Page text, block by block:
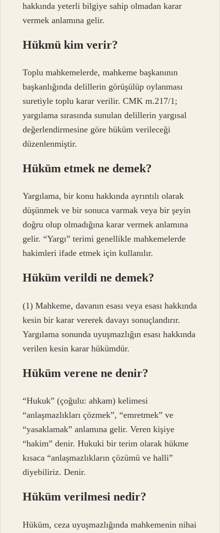
hakkında yeterli bilgiye sahip olmadan karar
vermek anlamına gelir.
Hükmü kim verir?
Toplu mahkemelerde, mahkeme başkanının
başkanlığında delillerin görüşülüp oylanması
suretiyle toplu karar verilir. CMK m.217/1;
yargılama sırasında sunulan delillerin yargısal
değerlendirmesine göre hüküm verileceği
düzenlenmiştir.
Hüküm etmek ne demek?
Yargılama, bir konu hakkında ayrıntılı olarak
düşünmek ve bir sonuca varmak veya bir şeyin
doğru olup olmadığına karar vermek anlamına
gelir. “Yargı” terimi genellikle mahkemelerde
hakimleri ifade etmek için kullanılır.
Hüküm verildi ne demek?
(1) Mahkeme, davanın esası veya esası hakkında
kesin bir karar vererek davayı sonuçlandırır.
Yargılama sonunda uyuşmazlığın esası hakkında
verilen kesin karar hükümdür.
Hüküm verene ne denir?
“Hukuk” (çoğulu: ahkam) kelimesi
“anlaşmazlıkları çözmek”, “emretmek” ve
“yasaklamak” anlamına gelir. Veren kişiye
“hakim” denir. Hukuki bir terim olarak hükme
kısaca “anlaşmazlıkların çözümü ve halli”
diyebiliriz. Denir.
Hüküm verilmesi nedir?
Hüküm, ceza uyuşmazlığında mahkemenin nihai